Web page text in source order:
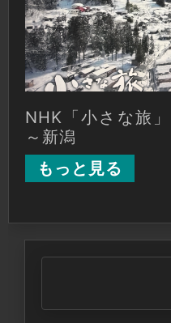
NHK「小さな旅
～新潟
もっと見る